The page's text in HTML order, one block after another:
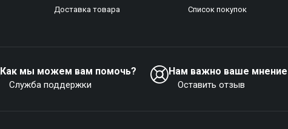
Доставка товара Список покупок
Как мы можем вам помочь?
Служба поддержки
Нам важно ваше
Оставить отзыв